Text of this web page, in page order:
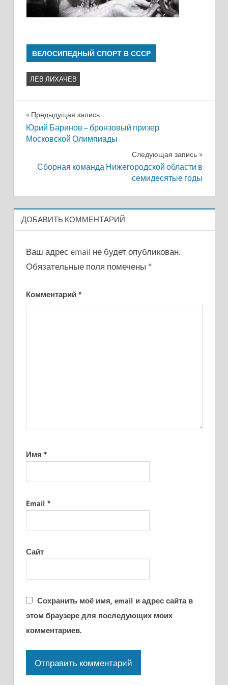
ВЕЛОСИПЕДНЫЙ СПОРТ В СССР
ЛЕВ ЛИХАЧЕВ
Навигация
по
Предыдущая запись
Юрий Баринов – бронзовый призер
Московской Олимпиады
Следующая запись
Сборная команда Нижегородской области в
семидесятые годы
ДОБАВИТЬ КОММЕНТАРИЙ
Ваш адрес email не будет опубликован.
Обязательные поля помечены *
Комментарий *
Имя *
Email *
Сайт
Сохранить моё имя, email и адрес сайта в
этом браузере для последующих моих
комментариев.